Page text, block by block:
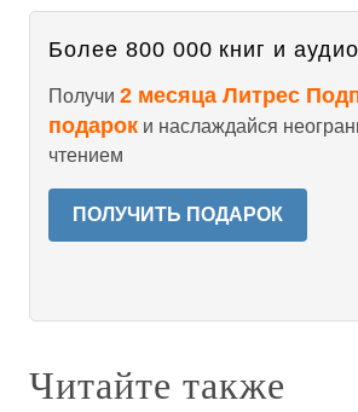
Более 800 000 книг и
Получи 2 месяца Литрес
подарок и наслаждайся
чтением
ПОЛУЧИТЬ ПОДАРОК
Читайте также